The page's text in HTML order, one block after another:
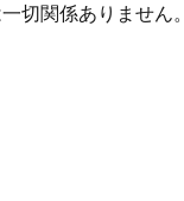
切関係ありません。